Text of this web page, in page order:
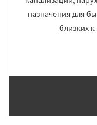
назначения для
близких